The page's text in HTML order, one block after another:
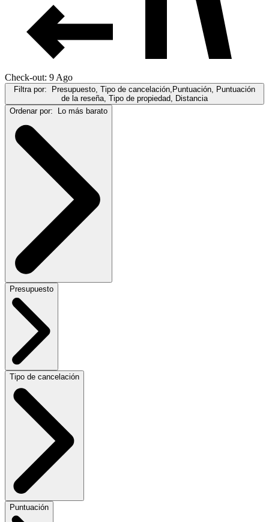
Check-out: 9 Ago
Filtra por:
Presupuesto, Tipo de cancelación,Puntuación, Puntuación
de la reseña, Tipo de propiedad, Distancia
Ordenar por:
Lo más barato
Presupuesto
Tipo de cancelación
Puntuación